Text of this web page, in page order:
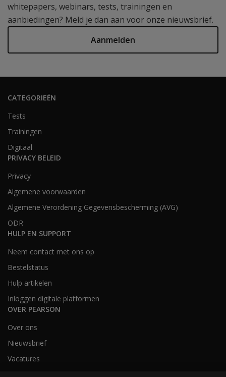
whitepapers, webinars, tests, trainingen en
aanbiedingen? Meld je dan aan voor onze nieuwsbrief.
Aanmelden
CATEGORIEËN
Tests
Trainingen
Digitaal
PRIVACY BELEID
Privacy
Algemene voorwaarden
Algemene Verordening Gegevensbescherming (AVG)
ODR
HULP EN SUPPORT
Neem contact met ons op
Bestelstatus
Hulp artikelen
Inloggen digitale platformen
OVER PEARSON
Over ons
Nieuwsbrief
Vacatures